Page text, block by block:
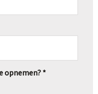
opnemen? *